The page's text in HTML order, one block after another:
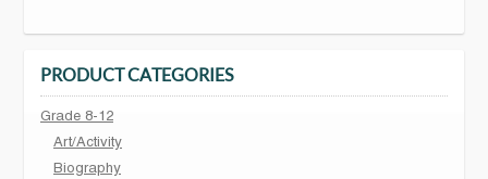
PRODUCT CATEGORIES
Grade 8-12
Art/Activity
Biography